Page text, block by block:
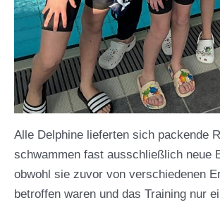
Alle Delphine lieferten sich packende
schwammen fast ausschließlich neue
obwohl sie zuvor von verschiedenen
betroffen waren und das Training nur